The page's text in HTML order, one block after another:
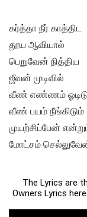
கர்த்தா நீர் காத்திட
தூய ஆவியால்
பெறுவேன் நித்திய
ஜீவன் முடிவில்
வீண் எண்ணம்
வீண் பயம் நீங்கிடும்
முயற்சிப்பேன்
மோட்சம்
The Lyrics are
Owners Lyrics